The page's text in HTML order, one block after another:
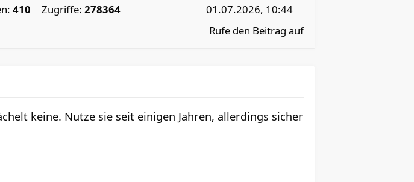
410 Zugriffe: 278364
01.07.2026, 10:44
Rufe den Beitrag auf
keine. Nutze sie seit einigen Jahren, allerdings sicher